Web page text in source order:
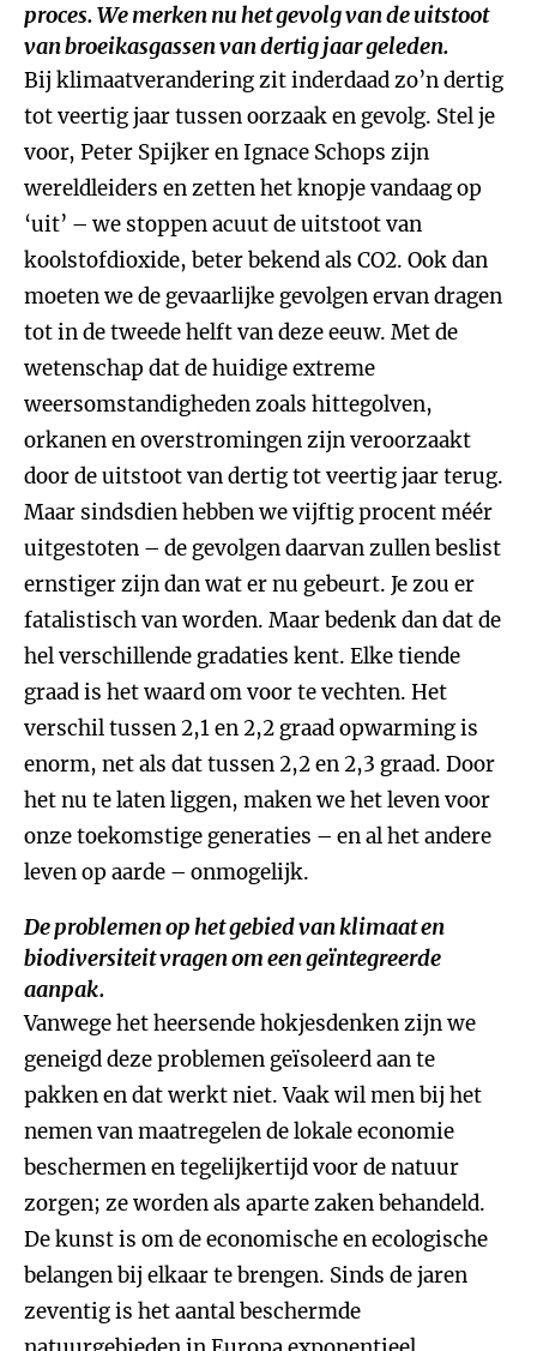
proces. We merken nu het gevolg van de uitstoot
van broeikasgassen van dertig jaar geleden.
Bij klimaatverandering zit inderdaad zo’n dertig
tot veertig jaar tussen oorzaak en gevolg. Stel je
voor, Peter Spijker en Ignace Schops zijn
wereldleiders en zetten het knopje vandaag op
‘uit’ – we stoppen acuut de uitstoot van
koolstofdioxide, beter bekend als CO2. Ook dan
moeten we de gevaarlijke gevolgen ervan dragen
tot in de tweede helft van deze eeuw. Met de
wetenschap dat de huidige extreme
weersomstandigheden zoals hittegolven,
orkanen en overstromingen zijn veroorzaakt
door de uitstoot van dertig tot veertig jaar terug.
Maar sindsdien hebben we vijftig procent méér
uitgestoten – de gevolgen daarvan zullen beslist
ernstiger zijn dan wat er nu gebeurt. Je zou er
fatalistisch van worden. Maar bedenk dan dat de
hel verschillende gradaties kent. Elke tiende
graad is het waard om voor te vechten. Het
verschil tussen 2,1 en 2,2 graad opwarming is
enorm, net als dat tussen 2,2 en 2,3 graad. Door
het nu te laten liggen, maken we het leven voor
onze toekomstige generaties – en al het andere
leven op aarde – onmogelijk.
De problemen op het gebied van klimaat en
biodiversiteit vragen om een geïntegreerde
aanpak.
Vanwege het heersende hokjesdenken zijn we
geneigd deze problemen geïsoleerd aan te
pakken en dat werkt niet. Vaak wil men bij het
nemen van maatregelen de lokale economie
beschermen en tegelijkertijd voor de natuur
zorgen; ze worden als aparte zaken behandeld.
De kunst is om de economische en ecologische
belangen bij elkaar te brengen. Sinds de jaren
zeventig is het aantal beschermde